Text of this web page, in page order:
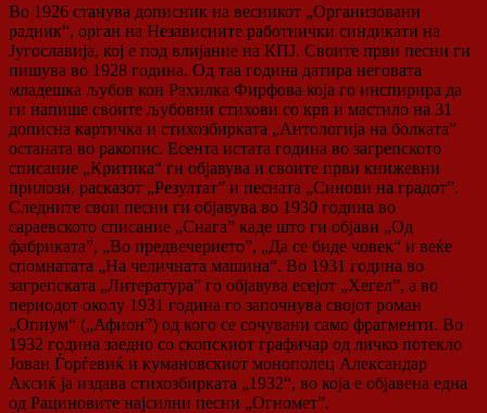
Во 1926 станува дописник на весникот „Организовани
радник“, орган на Независните работнички синдикати на
Југославија, кој е под влијание на КПЈ. Своите први песни ги
пишува во 1928 година. Од таа година датира неговата
младешка љубов кон Рахилка Фирфова која го инспирира да
ги напише своите љубовни стихови со крв и мастило на 31
дописна картичка и стихозбирката „Антологија на болката”
останата во ракопис. Есента истата година во загрепското
списание „Критика“ ги објавува и своите први книжевни
прилози, расказот „Резултат” и песната „Синови на градот”.
Следните свои песни ги објавува во 1930 година во
сараевското списание „Снага” каде што ги објави „Од
фабриката”, „Во предвечерието”, „Да се биде човек“ и веќе
спомнатата „На челичната машина“. Во 1931 година во
загрепската „Литература” го објавува есејот „Хегел”, а во
периодот околу 1931 година го започнува својот роман
„Опиум“ („Афион”) од кого се сочувани само фрагменти. Во
1932 година заедно со скопскиот графичар од личко потекло
Јован Ѓорѓевиќ и кумановскиот монополец Александар
Аксиќ ја издава стихозбирката „1932“, во која е објавена една
од Рациновите најсилни песни „Огномет”.